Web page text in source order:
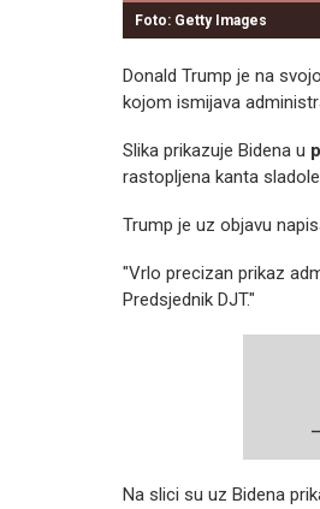
Foto: Getty Images
Donald Trump je na
kojom ismijava
Slika prikazuje Bidena u
rastopljena kanta
Trump je uz objavu
"Vrlo precizan prikaz
Predsjednik DJT."
Na slici su uz Bidena